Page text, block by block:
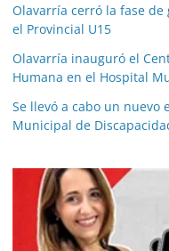
Olavarría cerró la fase
el Provincial U15
Olavarría inauguró el
Humana en el Hospital
Se llevó a cabo un nuevo
Municipal de